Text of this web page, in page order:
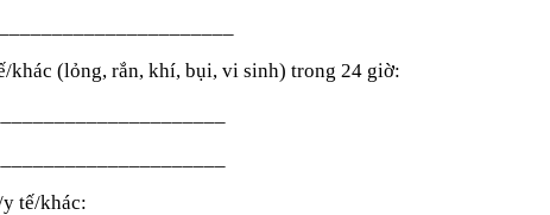
khác (lỏng, rắn, khí, bụi, vi sinh) trong 24 giờ:
tế/khác: